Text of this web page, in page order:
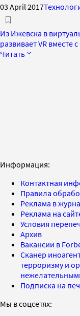
03 April 2017
Из Ижевска в
развивает VR вместе
Читать
Информация:
Контактная
Правила
Реклама в
Реклама на
Условия
Архив
Вакансии в
Сканер
терроризму и
Подписка на
Мы в соцсетях: